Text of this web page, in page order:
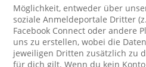
Möglichkeit, entweder über
soziale Anmeldeportale Dritter
Facebook Connect oder andere
uns zu erstellen, wobei die
jeweiligen Dritten zusätzlich zu
für dich gilt. Wenn du kein